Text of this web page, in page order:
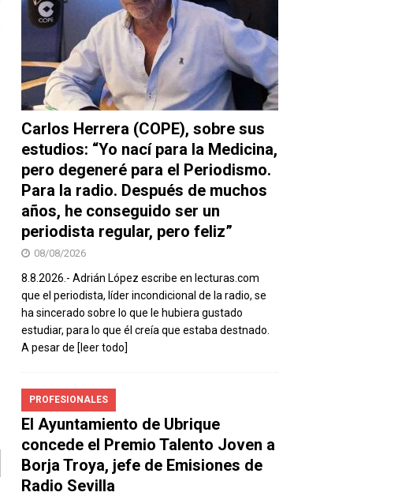
Carlos Herrera (COPE), sobre sus
estudios: “Yo nací para la Medicina,
pero degeneré para el Periodismo.
Para la radio. Después de muchos
años, he conseguido ser un
periodista regular, pero feliz”
08/08/2026
8.8.2026.- Adrián López escribe en lecturas.com
que el periodista, líder incondicional de la radio, se
ha sincerado sobre lo que le hubiera gustado
estudiar, para lo que él creía que estaba destnado.
A pesar de [leer todo]
PROFESIONALES
El Ayuntamiento de Ubrique
concede el Premio Talento Joven a
Borja Troya, jefe de Emisiones de
Radio Sevilla